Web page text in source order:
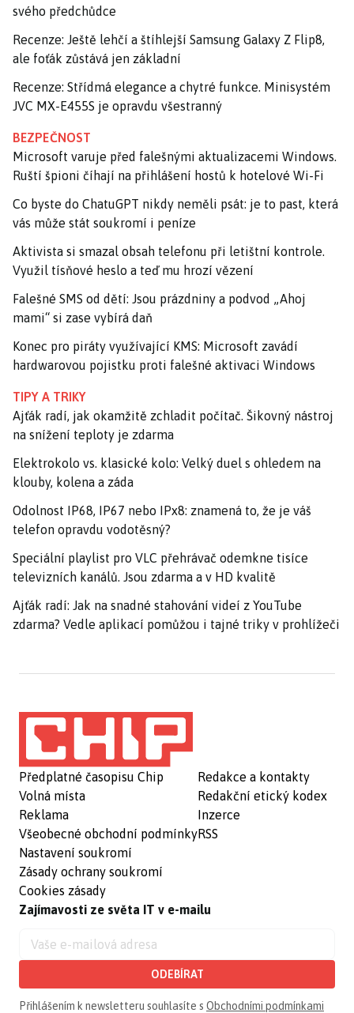
svého předchůdce
Recenze: Ještě lehčí a štíhlejší Samsung Galaxy Z Flip8,
ale foťák zůstává jen základní
Recenze: Střídmá elegance a chytré funkce. Minisystém
JVC MX-E455S je opravdu všestranný
BEZPEČNOST
Microsoft varuje před falešnými aktualizacemi Windows.
Ruští špioni číhají na přihlášení hostů k hotelové Wi-Fi
Co byste do ChatuGPT nikdy neměli psát: je to past, která
vás může stát soukromí i peníze
Aktivista si smazal obsah telefonu při letištní kontrole.
Využil tísňové heslo a teď mu hrozí vězení
Falešné SMS od dětí: Jsou prázdniny a podvod „Ahoj
mami“ si zase vybírá daň
Konec pro piráty využívající KMS: Microsoft zavádí
hardwarovou pojistku proti falešné aktivaci Windows
TIPY A TRIKY
Ajťák radí, jak okamžitě zchladit počítač. Šikovný nástroj
na snížení teploty je zdarma
Elektrokolo vs. klasické kolo: Velký duel s ohledem na
klouby, kolena a záda
Odolnost IP68, IP67 nebo IPx8: znamená to, že je váš
telefon opravdu vodotěsný?
Speciální playlist pro VLC přehrávač odemkne tisíce
televizních kanálů. Jsou zdarma a v HD kvalitě
Ajťák radí: Jak na snadné stahování videí z YouTube
zdarma? Vedle aplikací pomůžou i tajné triky v prohlížeči
Předplatné časopisu Chip
Volná místa
Reklama
Všeobecné obchodní podmínky
Nastavení soukromí
Zásady ochrany soukromí
Cookies zásady
Redakce a kontakty
Redakční etický kodex
Inzerce
RSS
Zajímavosti ze světa IT v e-mailu
ODEBÍRAT
Přihlášením k newsletteru souhlasíte s Obchodními podmínkami